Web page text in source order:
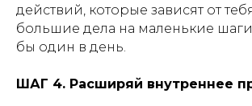
действий, которые зависят от
большие дела на маленькие шаги
бы один в день.
ШАГ 4. Расширяй внутреннее